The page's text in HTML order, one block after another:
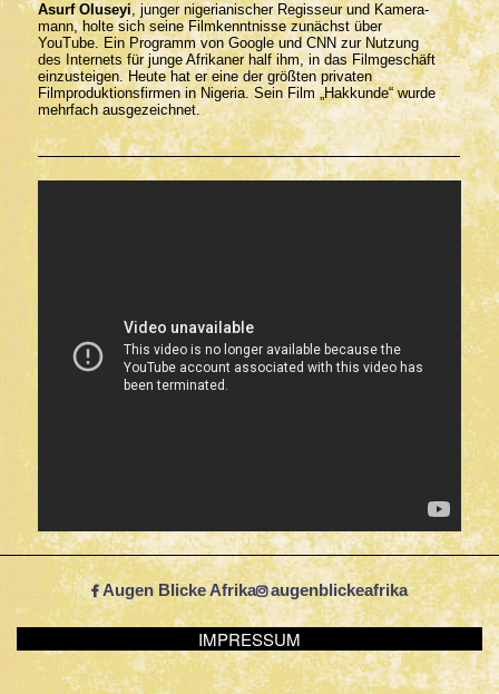
Asurf Oluseyi, junger nigerianischer Regisseur und Kamera­
mann, holte sich seine Filmkenntnisse zunächst über
YouTube. Ein Programm von Google und CNN zur ­Nutzung
des Internets für junge Afrikaner half ihm, in das Filmgeschäft
einzusteigen. Heute hat er eine der größten privaten
Filmproduktionsfirmen in Nigeria. Sein Film ­„Hakkunde“ wurde
mehrfach ausgezeichnet.
Augen Blicke Afrika augenblickeafrika
IMPRESSUM